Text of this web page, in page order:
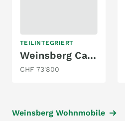
TEILINTEGRIERT
Weinsberg CaraSuite 650 MEG Edition [Spicy]
CHF 73'800
Weinsberg Wohnmobile